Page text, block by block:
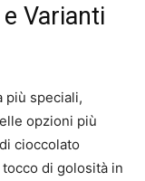
Varianti
più speciali,
opzioni più
cioccolato
di golosità in